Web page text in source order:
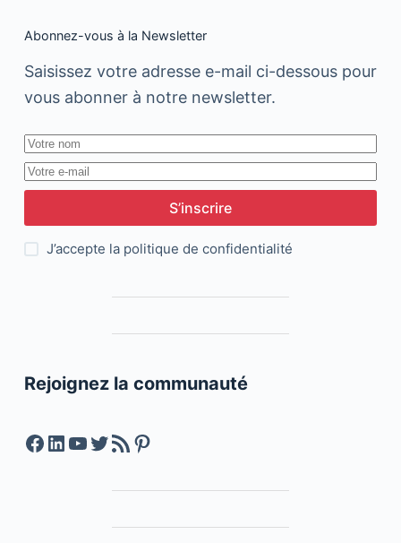
Abonnez-vous à la Newsletter
Saisissez votre adresse e-mail ci-dessous pour
vous abonner à notre newsletter.
S’inscrire
J’accepte la politique de confidentialité
Rejoignez la communauté
Facebook
LinkedIn
YouTube
Twitter
Feed RSSPinterest